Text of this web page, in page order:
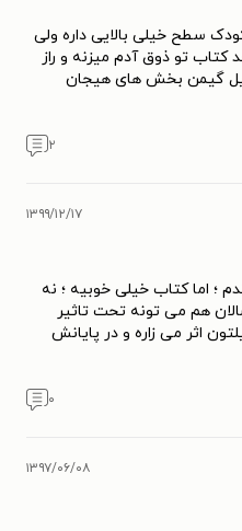
سطح خیلی بالایی داره ولی
تو ذوق آدم میزنه و راز
گیمن بخش های هیجان
۲
۱۳۹۹/۱۲/۱۷
؛ اما کتاب خیلی خوبیه ؛ نه
هم می تونه تحت تاثیر
اثر می زاره و در پایانش
۰
۱۳۹۷/۰۶/۰۸